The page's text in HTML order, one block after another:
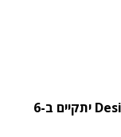
וובינר סינופסיס ל-Design Optimization יתקיים ב-6